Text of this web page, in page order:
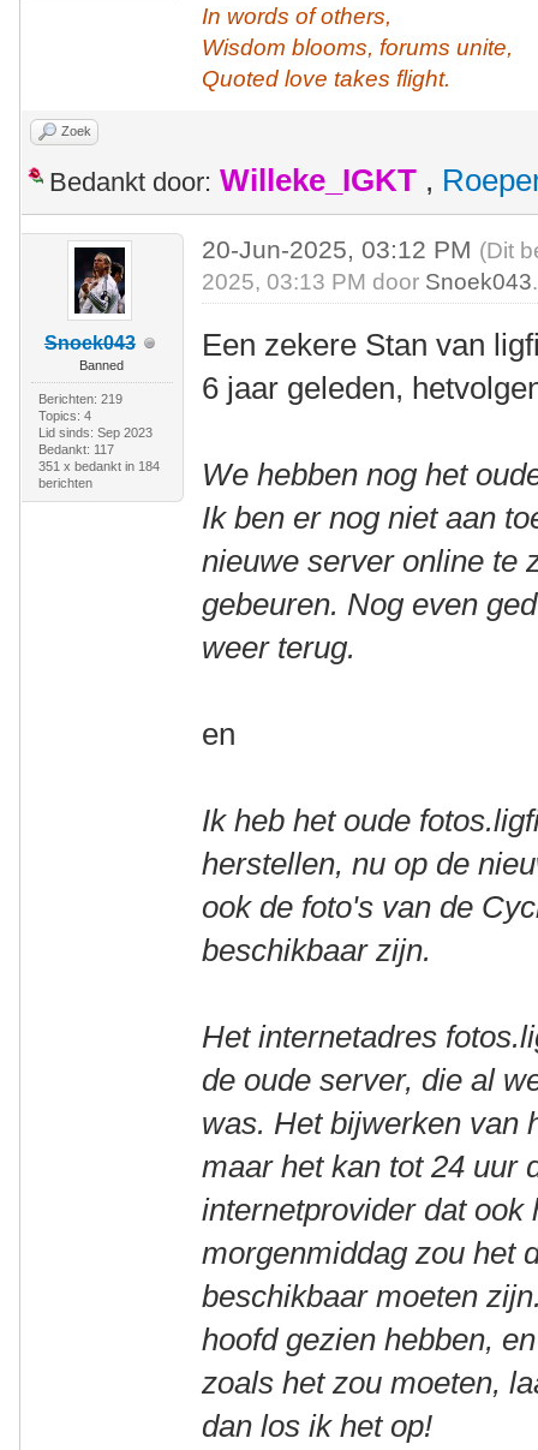
In words of others,
Wisdom blooms, forums unite,
Quoted love takes flight.
Zoek
Bedankt door: Willeke_IGKT ,
Snoek043
Banned
Berichten: 219
Topics: 4
Lid sinds: Sep 2023
Bedankt: 117
351 x bedankt in 184
berichten
20-Jun-2025, 03:12 PM (Dit
2025, 03:13 PM door Snoek043
Een zekere Stan van
6 jaar geleden,
We hebben nog het
Ik ben er nog niet aan
nieuwe server online te
gebeuren. Nog even
weer terug.
en
Ik heb het oude
herstellen, nu op de
ook de foto's van de
beschikbaar zijn.
Het internetadres
de oude server, die al
was. Het bijwerken van
maar het kan tot 24 uur
internetprovider dat
morgenmiddag zou het
beschikbaar moeten
hoofd gezien hebben,
zoals het zou moeten,
dan los ik het op!